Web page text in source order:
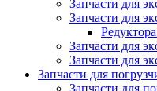
Запчасти для
Запчасти для
Запчасти для
Запчасти для
Запчасти для
Запчасти для